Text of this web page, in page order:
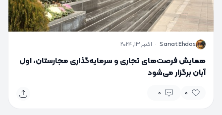
S
Sanat Ehdas
· اکتبر 13, 2024
همایش فرصت‌های تجاری و سرمایه‌گذاری مجارستان، اول
آبان برگزار می‌شود
0
0